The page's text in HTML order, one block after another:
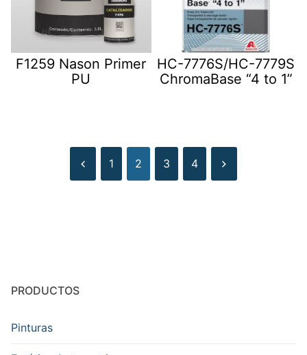
F1259 Nason Primer
PU
HC-7776S/HC-7779S
ChromaBase “4 to 1”
1 2 3 4
PRODUCTOS
Pinturas